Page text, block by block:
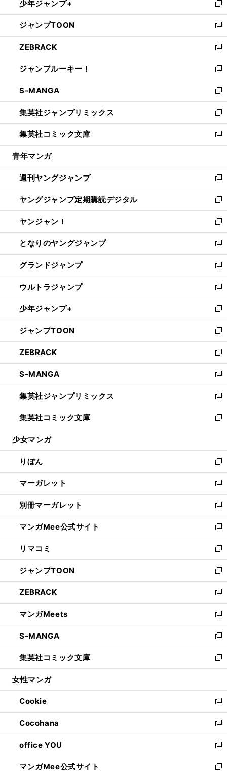
で
開
く
ド
ウ
で
開
く
ィ
ン
ド
ウ
で
開
く
い
ウ
ィ
ン
ド
ウ
で
開
く
少年ジャンプ+
新
し
い
ウ
ィ
ン
ド
ウ
で
開
く
ジャンプTOON
新
し
い
ウ
ィ
ン
ド
ウ
で
開
く
ZEBRACK
新
し
い
ウ
ィ
ン
ド
ウ
で
開
ジャンプルーキー！
新
し
い
ウ
ィ
ン
ド
ウ
開
く
S-MANGA
新
し
い
ウ
ィ
ン
ウ
で
開
く
集英社ジャンプリミックス
新
し
い
ウ
ン
ド
ウ
で
開
く
集英社コミック文庫
新
し
ウ
ィ
ン
ド
ウ
で
開
く
青年マンガ
週刊ヤングジャンプ
新
し
い
ウ
ィ
ン
ド
ウ
で
開
く
ヤングジャンプ定期購読デジタル
新
し
い
ウ
ィ
ン
ド
ウ
で
開
く
ヤンジャン！
新
し
い
ウ
ィ
ン
ド
ウ
で
開
く
となりのヤングジャンプ
新
し
い
ウ
ィ
ン
ド
ウ
で
開
く
グランドジャンプ
新
し
い
ウ
ィ
ン
ド
ウ
で
開
く
ウルトラジャンプ
新
し
い
ウ
ィ
ン
ド
ウ
で
開
く
少年ジャンプ+
新
し
い
ウ
ィ
ン
ド
ウ
で
開
く
ジャンプTOON
新
し
い
ウ
ィ
ン
ド
ウ
で
開
ZEBRACK
新
し
い
ウ
ィ
ン
ド
ウ
開
く
S-MANGA
新
し
い
ウ
ィ
ン
ウ
で
開
く
集英社ジャンプリミックス
新
し
い
ウ
ン
ド
ウ
で
開
く
集英社コミック文庫
新
し
ウ
ィ
ン
ド
ウ
で
開
く
少女マンガ
りぼん
新
し
い
ウ
ィ
ン
ド
ウ
で
開
く
マーガレット
新
し
い
ウ
ィ
ン
ド
ウ
で
開
く
別冊マーガレット
新
し
い
ウ
ィ
ン
ド
ウ
で
開
く
マンガMee公式サイト
新
し
い
ウ
ィ
ン
ド
ウ
で
開
く
リマコミ
新
し
い
ウ
ィ
ン
ド
ウ
で
開
く
ジャンプTOON
新
し
い
ウ
ィ
ン
ド
ウ
で
開
ZEBRACK
新
し
い
ウ
ィ
ン
ド
ウ
開
く
マンガMeets
新
し
い
ウ
ィ
ン
ウ
で
開
く
S-MANGA
新
し
い
ウ
ン
ド
ウ
で
開
く
集英社コミック文庫
新
し
ウ
ィ
ン
ド
ウ
で
開
く
女性マンガ
Cookie
新
し
い
ウ
ィ
ン
ド
Cocohana
新
し
い
ウ
ィ
office YOU
新
し
い
マンガMee公式サイト 新